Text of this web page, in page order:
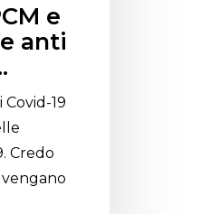
e
anti
19
Credo